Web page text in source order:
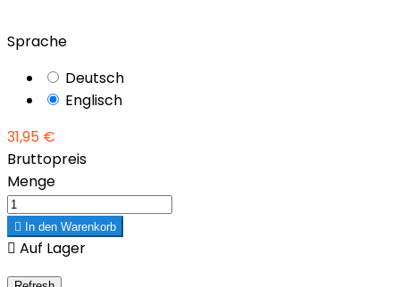
Sprache
Deutsch
Englisch
31,95 €
Bruttopreis
Menge
 In den Warenkorb
 Auf Lager